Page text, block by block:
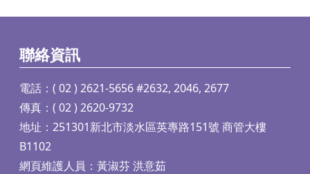
聯絡資訊
電話：( 02 ) 2621-5656 #2632, 2046, 2677
傳真：( 02 ) 2620-9732
地址：251301新北市淡水區英專路151號 商管大樓
B1102
網頁維護人員：黃淑芬 洪意茹